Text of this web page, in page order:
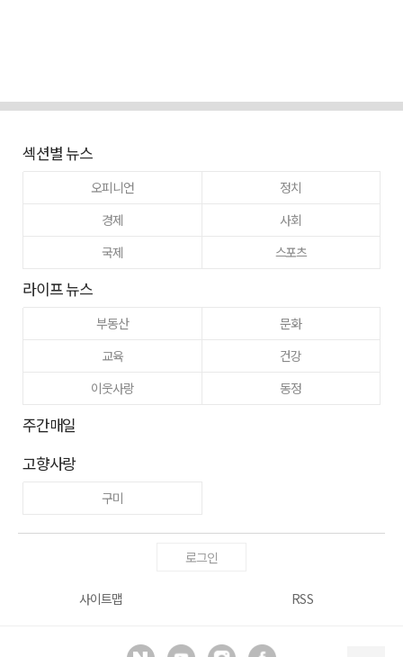
섹션별 뉴스
오피니언
정치
경제
사회
국제
스포츠
라이프 뉴스
부동산
문화
교육
건강
이웃사랑
동정
주간매일
고향사랑
구미
로그인
사이트맵 RSS